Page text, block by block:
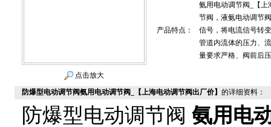
点击放大
产品特点：
氨用电动调节阀_【上
节阀，液氨电动调节
信号，将电流信号转
管道内流体的压力、
量要求严格、阀前后
防爆型电动调节阀氨用电动调节阀_【上海电动调节阀出厂价】 的详细资料：
防爆型电动调节阀 氨用电